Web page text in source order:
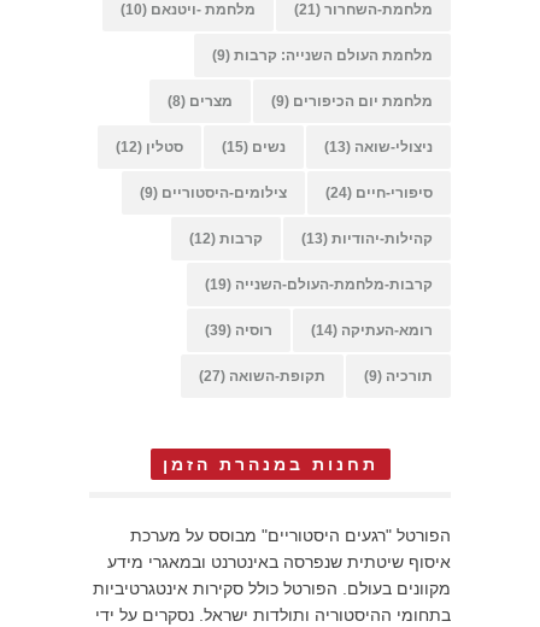
מלחמת-השחרור (21) מלחמת -ויטנאם (10)
מלחמת העולם השנייה: קרבות (9)
מלחמת יום הכיפורים (9) מצרים (8)
ניצולי-שואה (13) נשים (15) סטלין (12)
סיפורי-חיים (24) צילומים-היסטוריים (9)
קהילות-יהודיות (13) קרבות (12)
קרבות-מלחמת-העולם-השנייה (19)
רומא-העתיקה (14) רוסיה (39)
תורכיה (9) תקופת-השואה (27)
תחנות במנהרת הזמן
הפורטל "רגעים היסטוריים" מבוסס על מערכת
איסוף שיטתית שנפרסה באינטרנט ובמאגרי מידע
מקוונים בעולם. הפורטל כולל סקירות אינטגרטיביות
בתחומי ההיסטוריה ותולדות ישראל. נסקרים על ידי